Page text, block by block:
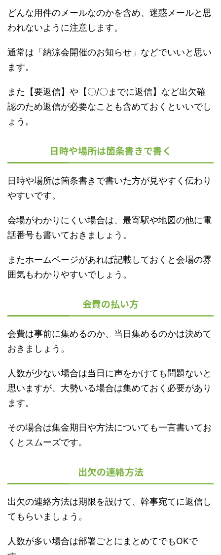
どんな用件のメールなのかを含め、迷惑メールと思
われないように注意します。
通常は「納涼会開催のお知らせ」などでいいと思い
ます。
また【要返信】や【〇/〇までに返信】など出欠確
認のため返信が必要なことも含めておくといいでし
ょう。
日時や場所は箇条書きで書く
日時や場所は箇条書きで書いた方が見やすく伝わり
やすいです。
会場がわかりにくい場合は、最寄駅や地図の他に電
話番号も書いておきましょう。
またホームページがあれば記載しておくと会場の雰
囲気もわかりやすいでしょう。
会費の払い方
会費は事前に集めるのか、当日集めるのかは決めて
おきましょう。
人数が少ない場合は当日に声をかけても問題ないと
思いますが、大勢いる場合は集めておく必要があり
ます。
その場合は集金期日や方法についても一言書いてお
くとスムーズです。
出欠の連絡方法
出欠の連絡方法は期限を設けて、幹事宛てに返信し
てもらいましょう。
人数が多い場合は部署ごとにまとめてでもOKで